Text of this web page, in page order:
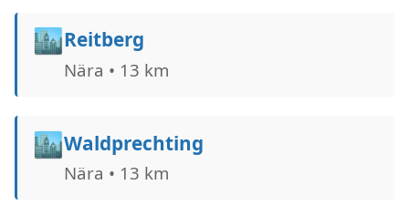
🏙️Reitberg
Nära • 13 km
🏙️Waldprechting
Nära • 13 km